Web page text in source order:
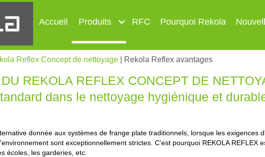
Accueil Produits RFC Pourquoi Rekola
Reflex Concept de nettoyage | Rekola Reflex avantages
REKOLA REFLEX CONCEPT DE
dans le nettoyage hygiénique et
donnée aux systèmes de frange plate traditionnels, lorsque les exigences
sont exceptionnellement strictes. C'est pourquoi REKOLA REFLEX
écoles, les garderies, etc.